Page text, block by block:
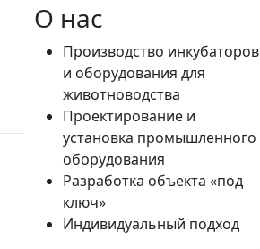
О нас
Производство инкубаторов
и оборудования для
животноводства
Проектирование и
установка промышленного
оборудования
Разработка объекта «под
ключ»
Индивидуальный подход